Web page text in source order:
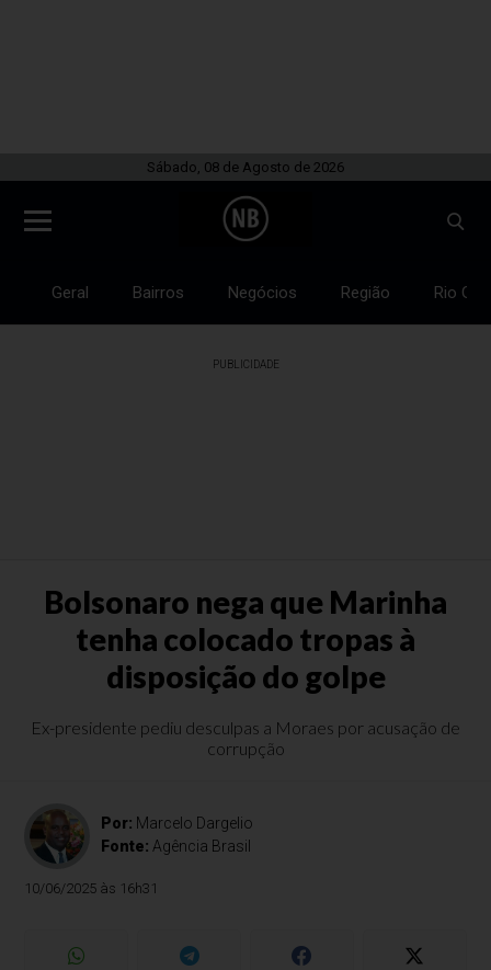
Sábado, 08 de Agosto de 2026
Geral Bairros Negócios Região Rio
PUBLICIDADE
Bolsonaro nega que Marinha
tenha colocado tropas à
disposição do golpe
Ex-presidente pediu desculpas a Moraes por acusação de
corrupção
Por: Marcelo Dargelio
Fonte: Agência Brasil
10/06/2025 às 16h31